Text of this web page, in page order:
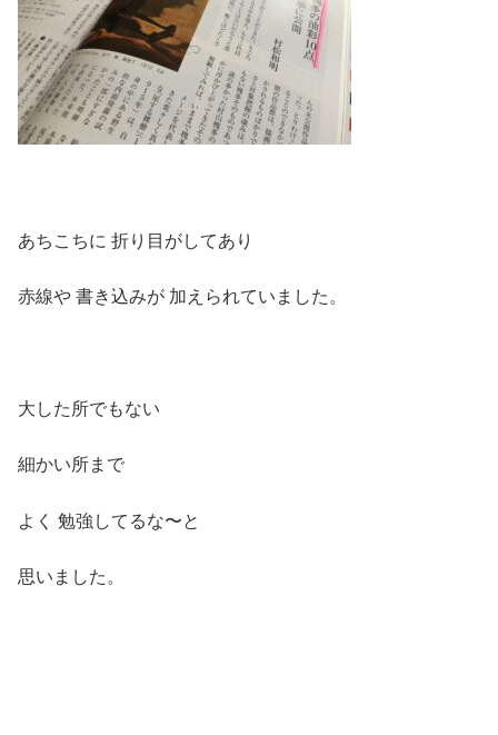
あちこちに 折り目がしてあり
赤線や 書き込みが 加えられていました。
大した所でもない
細かい所まで
よく 勉強してるな〜と
思いました。